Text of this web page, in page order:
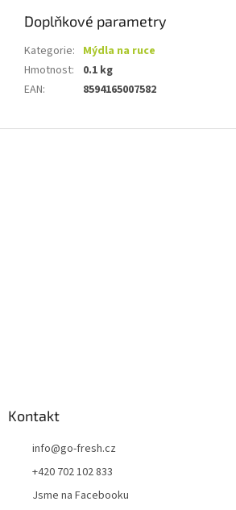
Doplňkové parametry
Kategorie: Mýdla na ruce
Hmotnost:
0.1 kg
EAN: 8594165007582
Kontakt
info@go-fresh.cz
+420 702 102 833
Jsme na Facebooku